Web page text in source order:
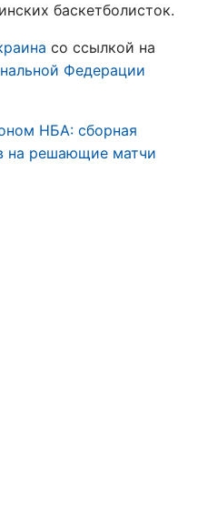
баскетболисток.
со ссылкой на
Федерации
НБА: сборная
на решающие матчи